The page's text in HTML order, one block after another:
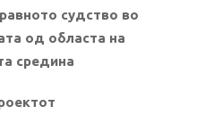
судство во
од областа на
средина